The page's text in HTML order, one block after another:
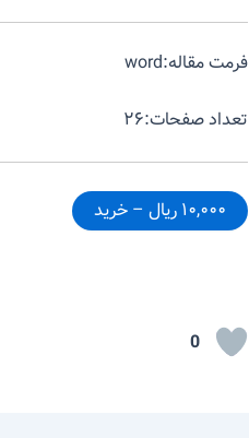
فرمت مقاله:word
تعداد صفحات:۲۶
۱۰,۰۰۰ ریال – خرید
0